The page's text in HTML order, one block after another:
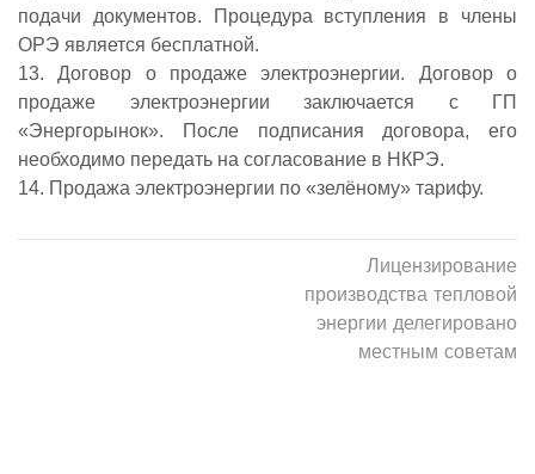
подачи документов. Процедура вступления в члены
ОРЭ является бесплатной.
13. Договор о продаже электроэнергии. Договор о
продаже электроэнергии заключается с ГП
«Энергорынок». После подписания договора, его
необходимо передать на согласование в НКРЭ.
14. Продажа электроэнергии по «зелёному» тарифу.
Лицензирование
производства тепловой
энергии делегировано
местным советам